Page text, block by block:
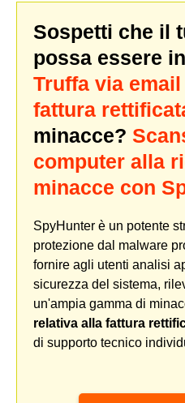
Sospetti che il
possa essere
Truffa via
fattura
minacce?
computer alla
minacce con
SpyHunter è un potente
protezione dal malware
fornire agli utenti analisi
sicurezza del sistema,
un'ampia gamma di
relativa alla fattura
di supporto tecnico